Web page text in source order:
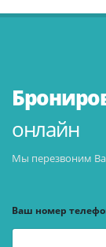
онлайн
Мы перезвоним
Ваш номер